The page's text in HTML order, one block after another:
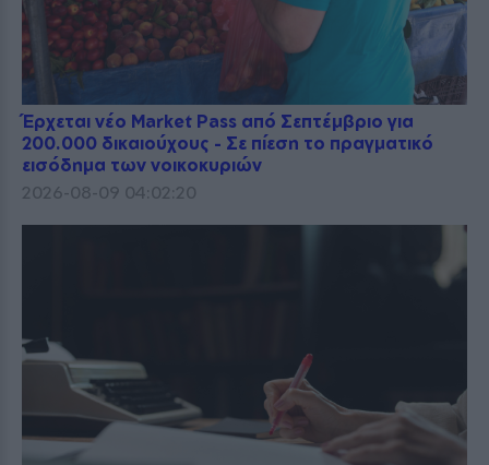
Έρχεται νέο Market Pass από Σεπτέμβριο για
200.000 δικαιούχους - Σε πίεση το πραγματικό
εισόδημα των νοικοκυριών
2026-08-09 04:02:20